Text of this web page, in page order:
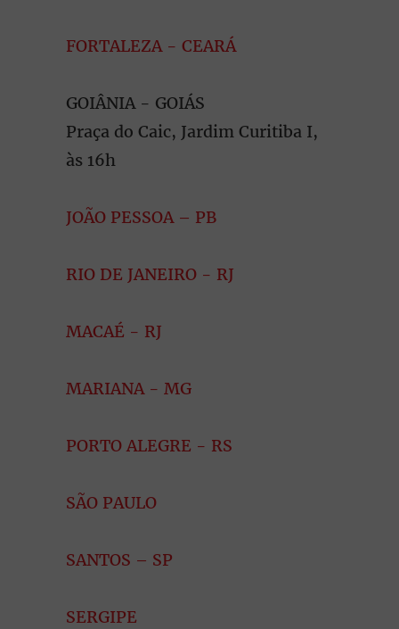
FORTALEZA - CEARÁ
GOIÂNIA - GOIÁS
Praça do Caic, Jardim Curitiba I,
às 16h
JOÃO PESSOA – PB
RIO DE JANEIRO - RJ
MACAÉ - RJ
MARIANA - MG
PORTO ALEGRE - RS
SÃO PAULO
SANTOS – SP
SERGIPE